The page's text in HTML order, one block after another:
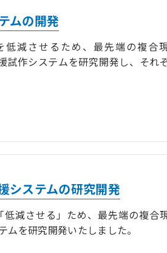
ムの開発
減させるため、最先端の複合
試作システムを研究開発し、それ
システムの研究開発
減させる」ため、最先端の複合
を研究開発いたしました。